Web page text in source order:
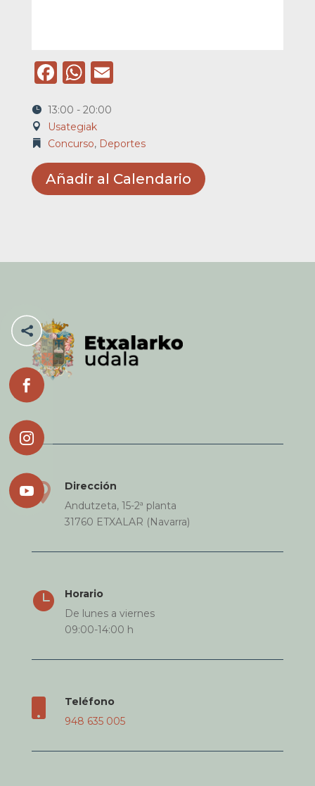




Facebook
WhatsApp
Email
13:00 - 20:00
Usategiak
Concurso, Deportes
Añadir al Calendario

Dirección
Andutzeta, 15-2ª planta
31760 ETXALAR (Navarra)

Horario
De lunes a viernes
09:00-14:00 h
Teléfono
948 635 005